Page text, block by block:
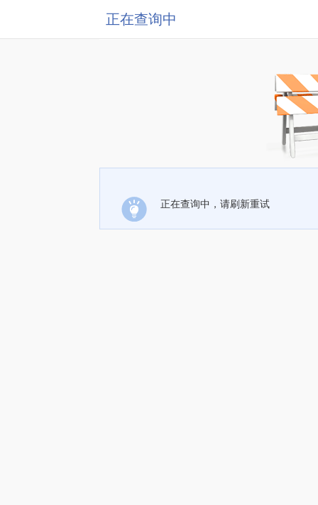
正在查询中
正在查询中，请刷新重试